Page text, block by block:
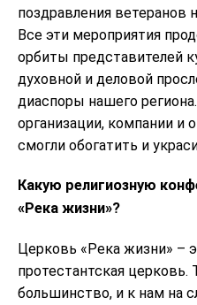
поздравления ветеранов
Все эти мероприятия
орбиты представителей
духовной и деловой
диаспоры нашего
организации, компании и
смогли обогатить и
Какую религиозную
«Река жизни»?
Церковь «Река жизни» –
протестантская
большинство, и к нам на